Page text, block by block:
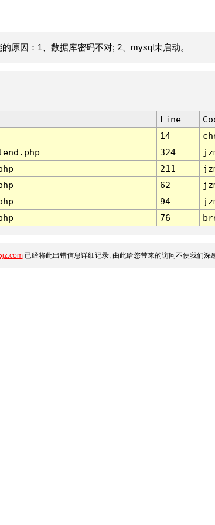
原因：1、数据库密码不对; 2、mysql未启动。
Line
14
324
211
62
94
76
已经将此出错信息详细记录, 由此给您带来的访问不便我们深